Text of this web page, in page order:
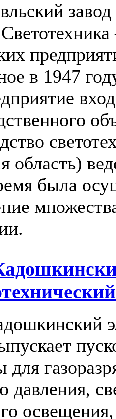
в 1947
область)
была
для
давления,